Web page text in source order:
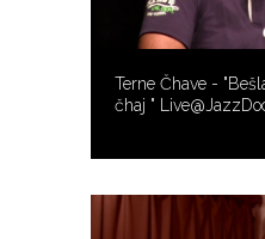
Terne Čhave -
čhaj "